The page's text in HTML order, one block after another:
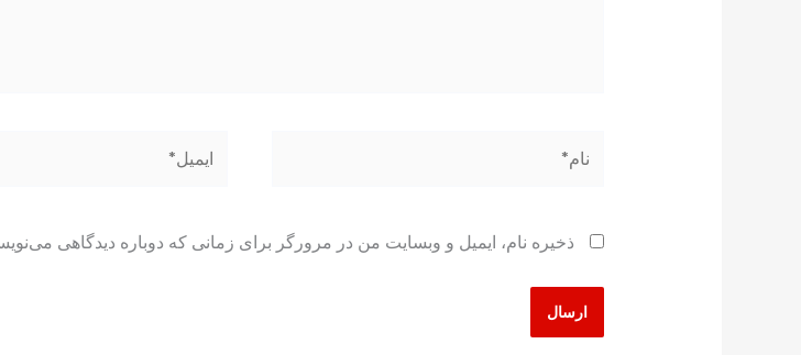
ذخیره نام، ایمیل و وبسایت من در مرورگر برای زمانی که دوباره دیدگاهی